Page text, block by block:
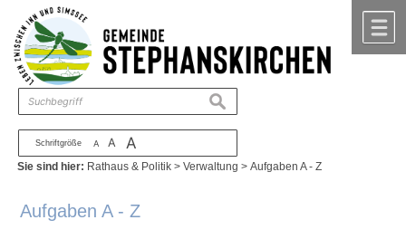
Zum Inhalt ,zur Navigation
Schriftgröße A A A
suchen
Sie sind hier: Rathaus & Politik >Verwaltung >Aufgaben A - Z
Aufgaben A - Z